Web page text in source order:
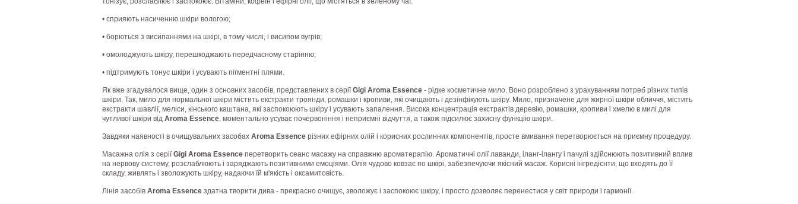
• сприяють насиченню шкіри вологою;
• борються з висипаннями на шкірі, в тому числі, і висипом вугрів;
• омолоджують шкіру, перешкоджають передчасному старінню;
• підтримують тонус шкіри і усувають пігментні плями.
Як вже згадувалося вище, один з основних засобів, представлених в серіїGigi Aroma Essence - рідке косметичне мило. Воно розроблено з урахуванням потреб різних типів
шкіри. Так, мило для нормальної шкіри містить екстракти троянди, ромашки і кропиви, які очищають і дезінфікують шкіру. Мило, призначене для жирної шкіри обличчя, містить
екстракти шавлії, меліси, кінського каштана, які заспокоюють шкіру і усувають запалення. Висока концентрація екстрактів деревію, ромашки, кропиви і хмелю в милі для
чутливої ​​шкіри від Aroma Essence, моментально усуває почервоніння і неприємні відчуття, а також підсилює захисну функцію шкіри.
Завдяки наявності в очищувальних засобах Aroma Essence різних ефірних олій і корисних рослинних компонентів, просте вмивання перетворюється на приємну процедуру.
Масажна олія з серіїGigi Aroma Essence перетворить сеанс масажу на справжню ароматерапію. Ароматичні олії лаванди, іланг-ілангу і пачулі здійснюють позитивний вплив
на нервову систему, розслаблюють і заряджають позитивними емоціями. Олія чудово ковзає по шкірі, забезпечуючи якісний масаж. Корисні інгредієнти, що входять до її
складу, живлять і зволожують шкіру, надаючи їй м'якість і оксамитовість.
Лінія засобів Aroma Essence здатна творити дива - прекрасно очищує, зволожує і заспокоює шкіру, і просто дозволяє перенестися у світ природи і гармонії.